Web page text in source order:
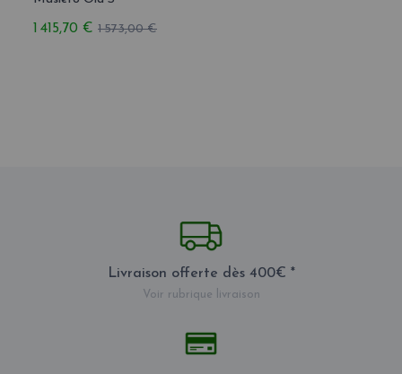
1 415,70 € 1 573,00 €
Livraison offerte dès 400€ *
Voir rubrique livraison